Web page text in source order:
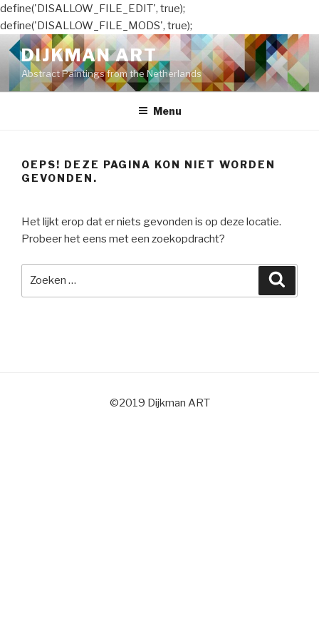
define('DISALLOW_FILE_EDIT', true);
define('DISALLOW_FILE_MODS', true);
Naar
de
inhoud
springen
DIJKMAN ART
Abstract Paintings from the Netherlands
Menu
OEPS! DEZE PAGINA KON NIET WORDEN
GEVONDEN.
Het lijkt erop dat er niets gevonden is op deze locatie.
Probeer het eens met een zoekopdracht?
©2019 Dijkman ART